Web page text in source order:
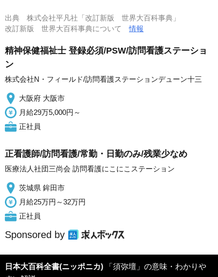
出典 株式会社平凡社「改訂新版 世界大百科事典」
改訂新版 世界大百科事典について情報
精神保健福祉士 登録必須/PSW/訪問看護ステーショ
ン
株式会社N・フィールド/訪問看護ステーションデューン十三
大阪府 大阪市
月給29万5,000円～
正社員
正看護師/訪問看護/常勤・日勤のみ/残業少なめ
医療法人社団三尚会 訪問看護にこにこステーション
茨城県 鉾田市
月給25万円～32万円
正社員
Sponsored by
日本大百科全書(ニッポニカ) 「須弥壇」の意味・わかりや